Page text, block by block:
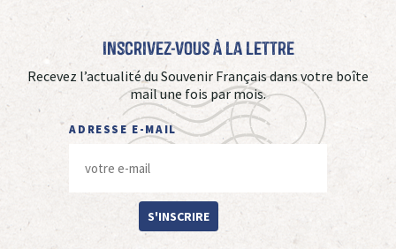
Inscrivez-vous à La Lettre
Recevez l’actualité du Souvenir Français dans votre boîte
mail une fois par mois.
ADRESSE E-MAIL
S'INSCRIRE